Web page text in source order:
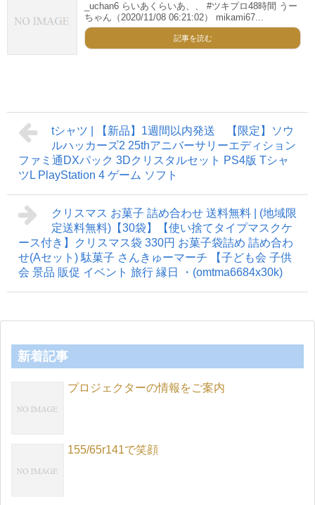
_uchan6 らいあくらいあ、、 #ツキプロ48時間 うー
ちゃん（2020/11/08 06:21:02） mikami67...
記事を読む
tシャツ | 【新品】1週間以内発送 【限定】ソウ
ルハッカーズ2 25thアニバーサリーエディション
ファミ通DXパック 3Dクリスタルセット PS4版 Tシャ
ツL PlayStation 4 ゲーム ソフト
クリスマス お菓子 詰め合わせ 送料無料 | (地域限
定送料無料)【30袋】【使い捨てタイプマスクケ
ース付き】クリスマス袋 330円 お菓子袋詰め 詰め合わ
せ(Aセット) 駄菓子 さんきゅーマーチ 【子ども会 子供
会 景品 販促 イベント 旅行 縁日 ・(omtma6684x30k)
新着記事
プロジェクターの情報をご案内
155/65r141で笑顔